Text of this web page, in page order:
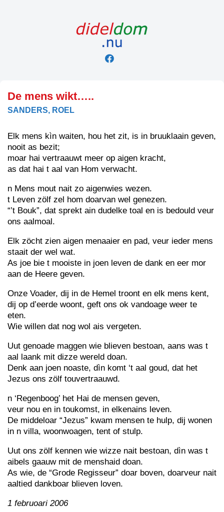
De mens wikt…..
SANDERS, ROEL
Elk mens kìn waiten, hou het zit, is in bruuklaain geven,
nooit as bezit;
moar hai vertraauwt meer op aigen kracht,
as dat hai t aal van Hom verwacht.
n Mens mout nait zo aigenwies wezen.
t Leven zölf zel hom doarvan wel genezen.
“’t Bouk”, dat sprekt ain dudelke toal en is bedould veur
ons aalmoal.
Elk zöcht zien aigen menaaier en pad, veur ieder mens
staait der wel wat.
As joe bie t mooiste in joen leven de dank en eer mor
aan de Heere geven.
Onze Voader, dij in de Hemel troont en elk mens kent,
dij op d’eerde woont, geft ons ok vandoage weer te
eten.
Wie willen dat nog wol ais vergeten.
Uut genoade maggen wie blieven bestoan, aans was t
aal laank mit dizze wereld doan.
Denk aan joen noaste, dìn komt ‘t aal goud, dat het
Jezus ons zölf touvertraauwd.
n ‘Regenboog’ het Hai de mensen geven,
veur nou en in toukomst, in elkenains leven.
De middeloar “Jezus” kwam mensen te hulp, dij wonen
in n villa, woonwoagen, tent of stulp.
Uut ons zölf kennen wie wizze nait bestoan, dìn was t
aibels gaauw mit de menshaid doan.
As wie, de “Grode Regisseur” doar boven, doarveur nait
aaltied dankboar blieven loven.
1 februoari 2006